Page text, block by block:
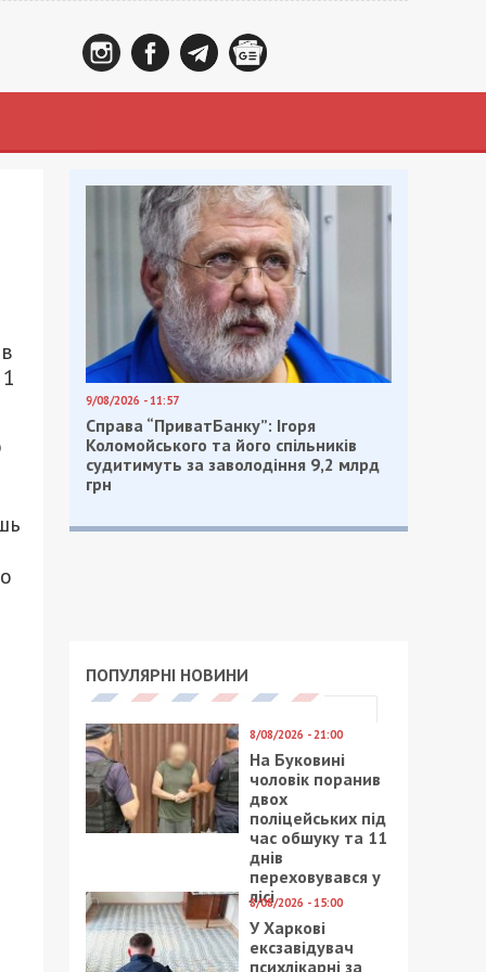
9/08/2026 - 11:57
Справа “ПриватБанку”: Ігоря
Коломойського та його спільників
судитимуть за заволодіння 9,2 млрд
грн
ПОПУЛЯРНІ НОВИНИ
8/08/2026 - 21:00
На Буковині
чоловік поранив
двох
поліцейських під
час обшуку та 11
днів
переховувався у
лісі
8/08/2026 - 15:00
У Харкові
ексзавідувач
психлікарні за